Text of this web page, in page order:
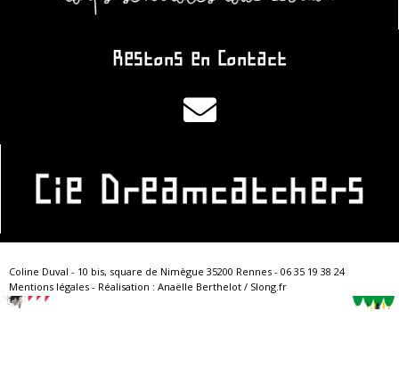
Restons en Contact
Coline Duval - 10 bis, square de Nimègue 35200 Rennes - ​06 35 19 38 24
Mentions légales - Réalisation : Anaëlle Berthelot / Slong.fr